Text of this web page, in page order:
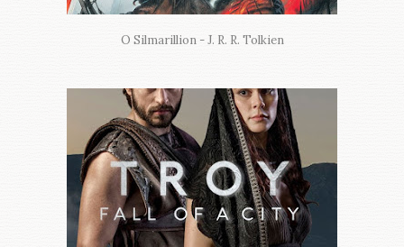
O Silmarillion - J. R. R. Tolkien